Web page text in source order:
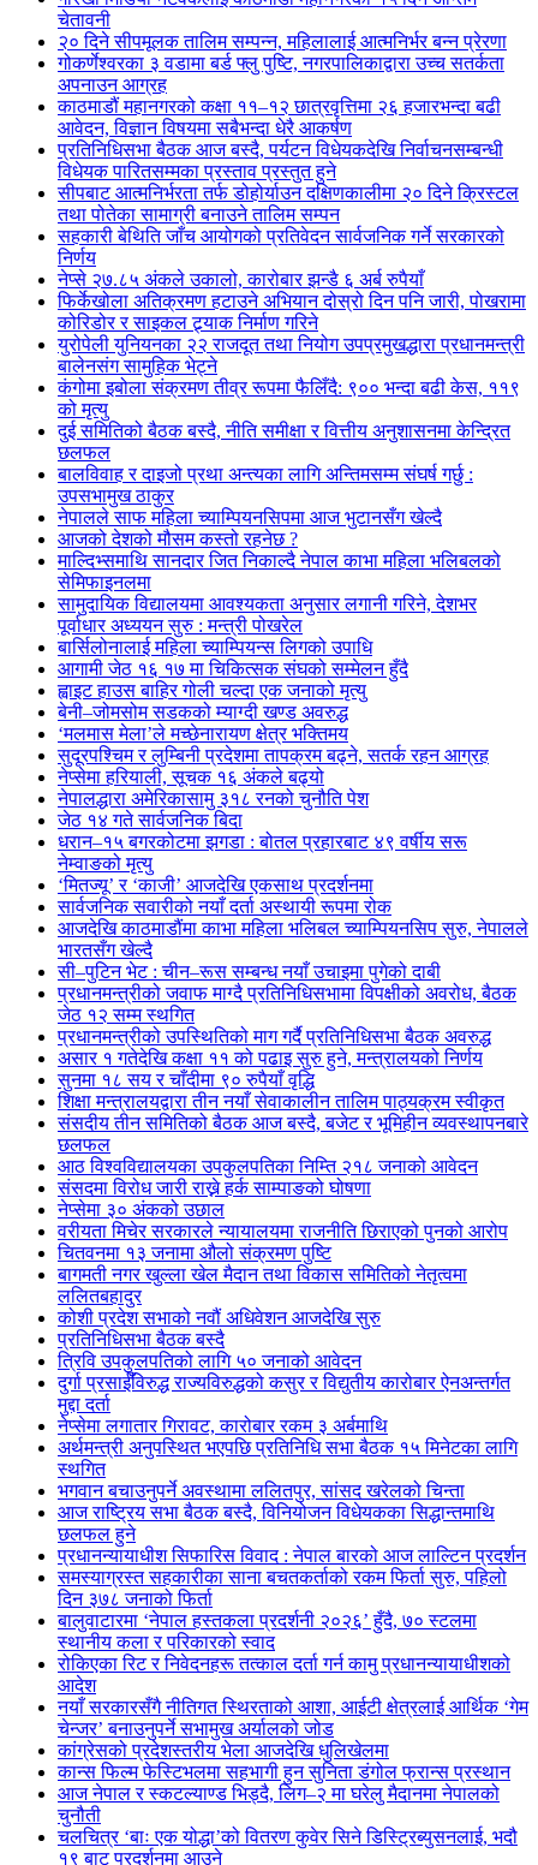
चेतावनी
२० दिने सीपमूलक तालिम सम्पन्न, महिलालाई आत्मनिर्भर बन्न प्रेरणा
गोकर्णेश्वरका ३ वडामा बर्ड फ्लु पुष्टि, नगरपालिकाद्वारा उच्च सतर्कता
अपनाउन आग्रह
काठमाडौं महानगरको कक्षा ११–१२ छात्रवृत्तिमा २६ हजारभन्दा बढी
आवेदन, विज्ञान विषयमा सबैभन्दा धेरै आकर्षण
प्रतिनिधिसभा बैठक आज बस्दै, पर्यटन विधेयकदेखि निर्वाचनसम्बन्धी
विधेयक पारितसम्मका प्रस्ताव प्रस्तुत हुने
सीपबाट आत्मनिर्भरता तर्फ डोहोर्याउन दक्षिणकालीमा २० दिने क्रिस्टल
तथा पोतेका सामाग्री बनाउने तालिम सम्पन
सहकारी बेथिति जाँच आयोगको प्रतिवेदन सार्वजनिक गर्ने सरकारको
निर्णय
नेप्से २७.८५ अंकले उकालो, कारोबार झन्डै ६ अर्ब रुपैयाँ
फिर्केखोला अतिक्रमण हटाउने अभियान दोस्रो दिन पनि जारी, पोखरामा
कोरिडोर र साइकल ट्र्याक निर्माण गरिने
युरोपेली युनियनका २२ राजदूत तथा नियोग उपप्रमुखद्धारा प्रधानमन्त्री
बालेनसंग सामुहिक भेट्ने
कंगोमा इबोला संक्रमण तीव्र रूपमा फैलिँदै: ९०० भन्दा बढी केस, ११९
को मृत्यु
दुई समितिको बैठक बस्दै, नीति समीक्षा र वित्तीय अनुशासनमा केन्द्रित
छलफल
बालविवाह र दाइजो प्रथा अन्त्यका लागि अन्तिमसम्म संघर्ष गर्छु :
उपसभामुख ठाकुर
नेपालले साफ महिला च्याम्पियनसिपमा आज भुटानसँग खेल्दै
आजको देशको मौसम कस्तो रहनेछ ?
माल्दिभ्समाथि सानदार जित निकाल्दै नेपाल काभा महिला भलिबलको
सेमिफाइनलमा
सामुदायिक विद्यालयमा आवश्यकता अनुसार लगानी गरिने, देशभर
पूर्वाधार अध्ययन सुरु : मन्त्री पोखरेल
बार्सिलोनालाई महिला च्याम्पियन्स लिगको उपाधि
आगामी जेठ १६ १७ मा चिकित्सक संघको सम्मेलन हुँदै
ह्वाइट हाउस बाहिर गोली चल्दा एक जनाको मृत्यु
बेनी–जोमसोम सडकको म्याग्दी खण्ड अवरुद्ध
‘मलमास मेला’ले मच्छेनारायण क्षेत्र भक्तिमय
सुदूरपश्चिम र लुम्बिनी प्रदेशमा तापक्रम बढ्ने, सतर्क रहन आग्रह
नेप्सेमा हरियाली, सूचक १६ अंकले बढ्यो
नेपालद्धारा अमेरिकासामु ३१८ रनको चुनौति पेश
जेठ १४ गते सार्वजनिक बिदा
धरान–१५ बगरकोटमा झगडा : बोतल प्रहारबाट ४९ वर्षीय सरू
नेम्वाङको मृत्यु
‘मितज्यू’ र ‘काजी’ आजदेखि एकसाथ प्रदर्शनमा
सार्वजनिक सवारीको नयाँ दर्ता अस्थायी रूपमा रोक
आजदेखि काठमाडौंमा काभा महिला भलिबल च्याम्पियनसिप सुरु, नेपालले
भारतसँग खेल्दै
सी–पुटिन भेट : चीन–रूस सम्बन्ध नयाँ उचाइमा पुगेको दाबी
प्रधानमन्त्रीको जवाफ माग्दै प्रतिनिधिसभामा विपक्षीको अवरोध, बैठक
जेठ १२ सम्म स्थगित
प्रधानमन्त्रीको उपस्थितिको माग गर्दै प्रतिनिधिसभा बैठक अवरुद्ध
असार १ गतेदेखि कक्षा ११ को पढाइ सुरु हुने, मन्त्रालयको निर्णय
सुनमा १८ सय र चाँदीमा ९० रुपैयाँ वृद्धि
शिक्षा मन्त्रालयद्वारा तीन नयाँ सेवाकालीन तालिम पाठ्यक्रम स्वीकृत
संसदीय तीन समितिको बैठक आज बस्दै, बजेट र भूमिहीन व्यवस्थापनबारे
छलफल
आठ विश्वविद्यालयका उपकुलपतिका निम्ति २१८ जनाको आवेदन
संसदमा विरोध जारी राख्ने हर्क साम्पाङको घोषणा
नेप्सेमा ३० अंकको उछाल
वरीयता मिचेर सरकारले न्यायालयमा राजनीति छिराएको पुनको आरोप
चितवनमा १३ जनामा औलो संक्रमण पुष्टि
बागमती नगर खुल्ला खेल मैदान तथा विकास समितिको नेतृत्वमा
ललितबहादुर
कोशी प्रदेश सभाको नवौं अधिवेशन आजदेखि सुरु
प्रतिनिधिसभा बैठक बस्दै
त्रिवि उपकुलपतिको लागि ५० जनाको आवेदन
दुर्गा प्रसाईँविरुद्ध राज्यविरुद्धको कसुर र विद्युतीय कारोबार ऐनअन्तर्गत
मुद्दा दर्ता
नेप्सेमा लगातार गिरावट, कारोबार रकम ३ अर्बमाथि
अर्थमन्त्री अनुपस्थित भएपछि प्रतिनिधि सभा बैठक १५ मिनेटका लागि
स्थगित
भगवान बचाउनुपर्ने अवस्थामा ललितपुर, सांसद खरेलको चिन्ता
आज राष्ट्रिय सभा बैठक बस्दै, विनियोजन विधेयकका सिद्धान्तमाथि
छलफल हुने
प्रधानन्यायाधीश सिफारिस विवाद : नेपाल बारको आज लाल्टिन प्रदर्शन
समस्याग्रस्त सहकारीका साना बचतकर्ताको रकम फिर्ता सुरु, पहिलो
दिन ३७८ जनाको फिर्ता
बालुवाटारमा ‘नेपाल हस्तकला प्रदर्शनी २०२६’ हुँदै, ७० स्टलमा
स्थानीय कला र परिकारको स्वाद
रोकिएका रिट र निवेदनहरू तत्काल दर्ता गर्न कामु प्रधानन्यायाधीशको
आदेश
नयाँ सरकारसँगै नीतिगत स्थिरताको आशा, आईटी क्षेत्रलाई आर्थिक ‘गेम
चेन्जर’ बनाउनुपर्ने सभामुख अर्यालको जोड
कांग्रेसको प्रदेशस्तरीय भेला आजदेखि धुलिखेलमा
कान्स फिल्म फेस्टिभलमा सहभागी हुन सुनिता डंगोल फ्रान्स प्रस्थान
आज नेपाल र स्कटल्याण्ड भिड्दै, लिग–२ मा घरेलु मैदानमा नेपालको
चुनौती
चलचित्र ‘बाः एक योद्धा’को वितरण कुवेर सिने डिस्ट्रिब्युसनलाई, भदौ
१९ बाट प्रदर्शनमा आउने